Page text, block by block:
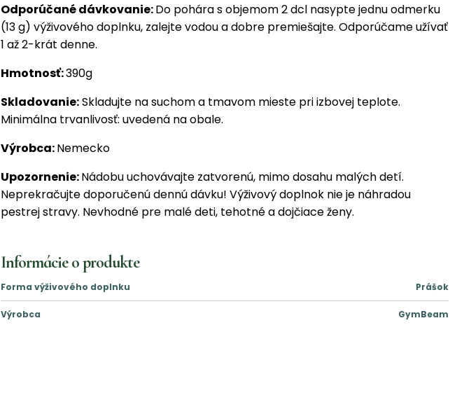
Odporúčané dávkovanie:Do pohára s objemom 2 dcl nasypte jednu odmerku
(13 g) výživového doplnku, zalejte vodou a dobre premiešajte. Odporúčame užívať
1 až 2-krát denne.
Hmotnosť:390g
Skladovanie:Skladujte na suchom a tmavom mieste pri izbovej teplote.
Minimálna trvanlivosť: uvedená na obale.
Výrobca:Nemecko
Upozornenie:Nádobu uchovávajte zatvorenú, mimo dosahu malých detí.
Neprekračujte doporučenú dennú dávku! Výživový doplnok nie je náhradou
pestrej stravy. Nevhodné pre malé deti, tehotné a dojčiace ženy.
Informácie o produkte
Forma výživového doplnku Prášok
Výrobca GymBeam